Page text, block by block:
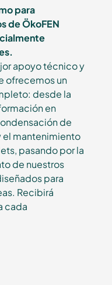
para
de ÖkoFEN
apoyo técnico y
ofrecemos un
desde la
en
de
el mantenimiento
pasando por la
de nuestros
para
Recibirá
cada